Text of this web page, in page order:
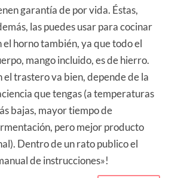
garantía de por vida. Éstas,
las puedes usar para cocinar
el horno también, ya que todo el
mango incluido, es de hierro.
el trastero va bien, depende de la
que tengas (a temperaturas
bajas, mayor tiempo de
pero mejor producto
Dentro de un rato publico el
de instrucciones»!